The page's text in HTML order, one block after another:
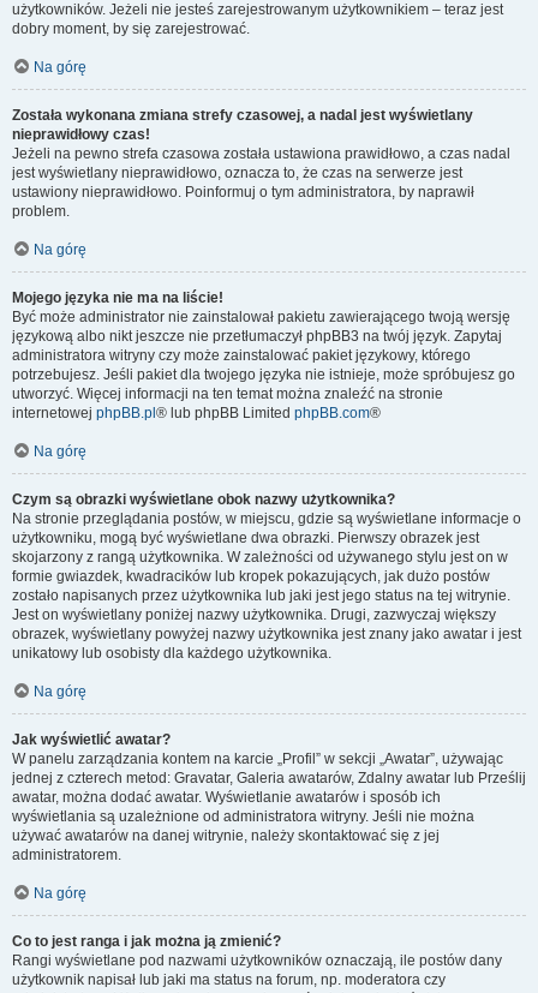
użytkowników. Jeżeli nie jesteś zarejestrowanym użytkownikiem – teraz jest
dobry moment, by się zarejestrować.
Na górę
Została wykonana zmiana strefy czasowej, a nadal jest wyświetlany
nieprawidłowy czas!
Jeżeli na pewno strefa czasowa została ustawiona prawidłowo, a czas nadal
jest wyświetlany nieprawidłowo, oznacza to, że czas na serwerze jest
ustawiony nieprawidłowo. Poinformuj o tym administratora, by naprawił
problem.
Na górę
Mojego języka nie ma na liście!
Być może administrator nie zainstalował pakietu zawierającego twoją wersję
językową albo nikt jeszcze nie przetłumaczył phpBB3 na twój język. Zapytaj
administratora witryny czy może zainstalować pakiet językowy, którego
potrzebujesz. Jeśli pakiet dla twojego języka nie istnieje, może spróbujesz go
utworzyć. Więcej informacji na ten temat można znaleźć na stronie
internetowej phpBB.pl ® lub phpBB Limited phpBB.com®
Na górę
Czym są obrazki wyświetlane obok nazwy użytkownika?
Na stronie przeglądania postów, w miejscu, gdzie są wyświetlane informacje o
użytkowniku, mogą być wyświetlane dwa obrazki. Pierwszy obrazek jest
skojarzony z rangą użytkownika. W zależności od używanego stylu jest on w
formie gwiazdek, kwadracików lub kropek pokazujących, jak dużo postów
zostało napisanych przez użytkownika lub jaki jest jego status na tej witrynie.
Jest on wyświetlany poniżej nazwy użytkownika. Drugi, zazwyczaj większy
obrazek, wyświetlany powyżej nazwy użytkownika jest znany jako awatar i jest
unikatowy lub osobisty dla każdego użytkownika.
Na górę
Jak wyświetlić awatar?
W panelu zarządzania kontem na karcie „Profil” w sekcji „Awatar”, używając
jednej z czterech metod: Gravatar, Galeria awatarów, Zdalny awatar lub Prześlij
awatar, można dodać awatar. Wyświetlanie awatarów i sposób ich
wyświetlania są uzależnione od administratora witryny. Jeśli nie można
używać awatarów na danej witrynie, należy skontaktować się z jej
administratorem.
Na górę
Co to jest ranga i jak można ją zmienić?
Rangi wyświetlane pod nazwami użytkowników oznaczają, ile postów dany
użytkownik napisał lub jaki ma status na forum, np. moderatora czy